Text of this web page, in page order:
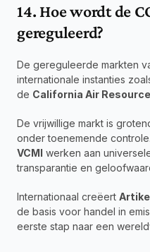
14. Hoe wordt de
gereguleerd?
De gereguleerde markten
internationale instanties
de California Air
De vrijwillige markt is
onder toenemende
VCMI werken aan
transparantie en
Internationaal creëert
de basis voor handel in
eerste stap naar een